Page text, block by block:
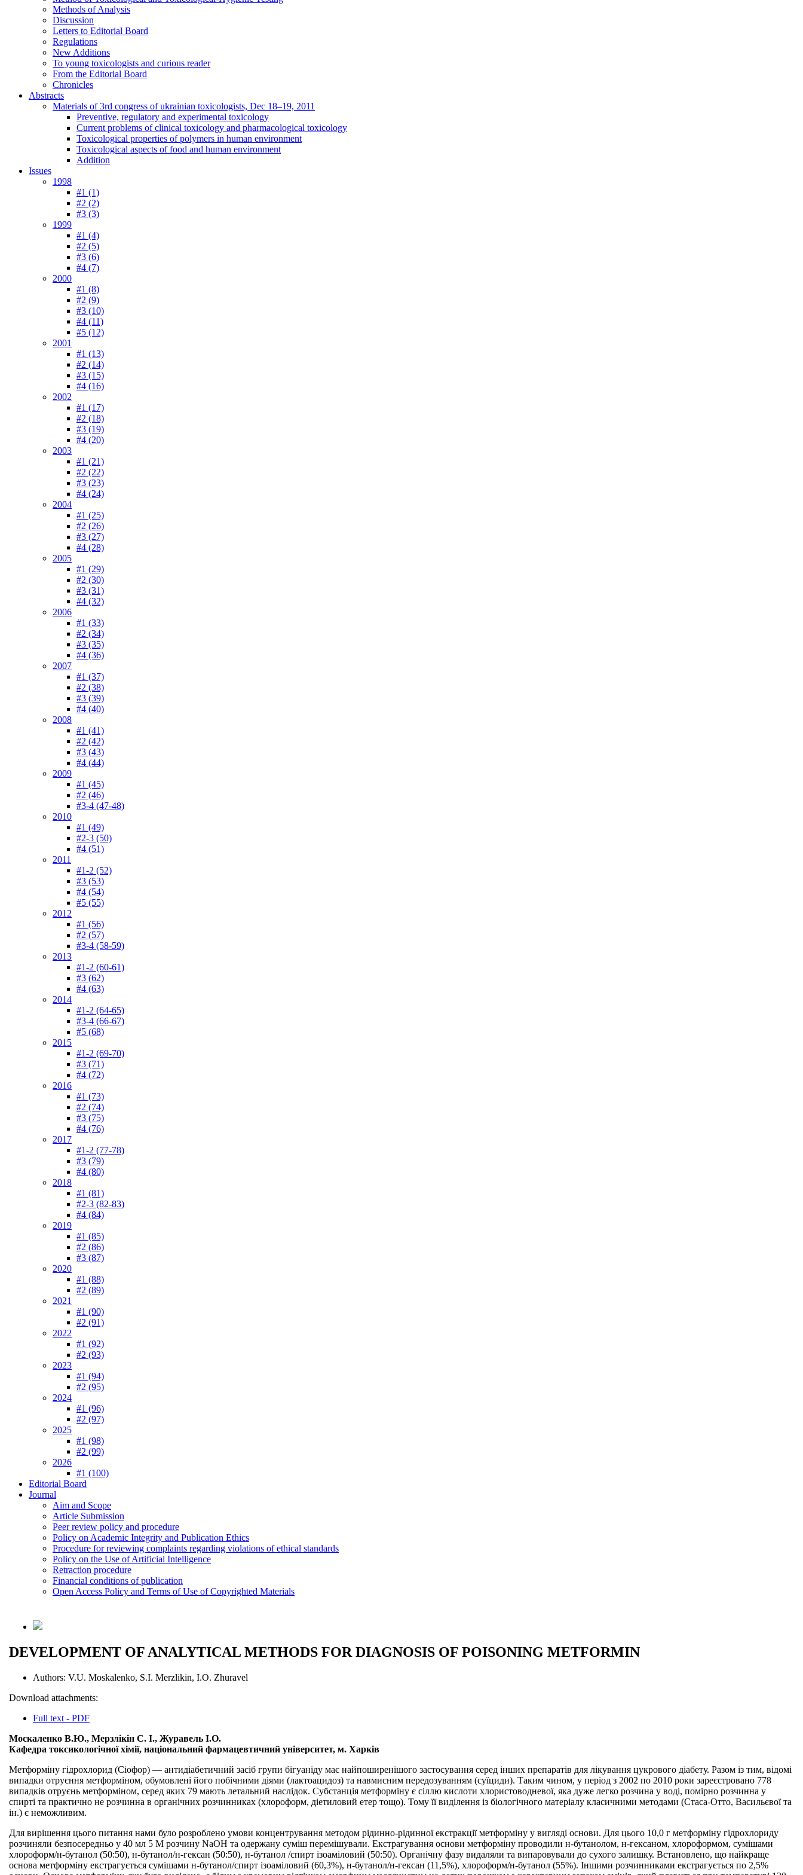
Methods of Analysis
Discussion
Letters to Editorial Board
Regulations
New Additions
To young toxicologists and curious reader
From the Editorial Board
Chronicles
Abstracts
Materials of 3rd congress of ukrainian toxicologists, Dec 18–19, 2011
Preventive, regulatory and experimental toxicology
Current problems of clinical toxicology and pharmacological toxicology
Toxicological properties of polymers in human environment
Toxicological aspects of food and human environment
Addition
Issues
1998
#1 (1)
#2 (2)
#3 (3)
1999
#1 (4)
#2 (5)
#3 (6)
#4 (7)
2000
#1 (8)
#2 (9)
#3 (10)
#4 (11)
#5 (12)
2001
#1 (13)
#2 (14)
#3 (15)
#4 (16)
2002
#1 (17)
#2 (18)
#3 (19)
#4 (20)
2003
#1 (21)
#2 (22)
#3 (23)
#4 (24)
2004
#1 (25)
#2 (26)
#3 (27)
#4 (28)
2005
#1 (29)
#2 (30)
#3 (31)
#4 (32)
2006
#1 (33)
#2 (34)
#3 (35)
#4 (36)
2007
#1 (37)
#2 (38)
#3 (39)
#4 (40)
2008
#1 (41)
#2 (42)
#3 (43)
#4 (44)
2009
#1 (45)
#2 (46)
#3-4 (47-48)
2010
#1 (49)
#2-3 (50)
#4 (51)
2011
#1-2 (52)
#3 (53)
#4 (54)
#5 (55)
2012
#1 (56)
#2 (57)
#3-4 (58-59)
2013
#1-2 (60-61)
#3 (62)
#4 (63)
2014
#1-2 (64-65)
#3-4 (66-67)
#5 (68)
2015
#1-2 (69-70)
#3 (71)
#4 (72)
2016
#1 (73)
#2 (74)
#3 (75)
#4 (76)
2017
#1-2 (77-78)
#3 (79)
#4 (80)
2018
#1 (81)
#2-3 (82-83)
#4 (84)
2019
#1 (85)
#2 (86)
#3 (87)
2020
#1 (88)
#2 (89)
2021
#1 (90)
#2 (91)
2022
#1 (92)
#2 (93)
2023
#1 (94)
#2 (95)
2024
#1 (96)
#2 (97)
2025
#1 (98)
#2 (99)
2026
#1 (100)
Editorial Board
Journal
Aim and Scope
Article Submission
Peer review policy and procedure
Policy on Academic Integrity and Publication Ethics
Procedure for reviewing complaints regarding violations of ethical standards
Policy on the Use of Artificial Intelligence
Retraction procedure
Financial conditions of publication
Open Access Policy and Terms of Use of Copyrighted Materials
DEVELOPMENT OF ANALYTICAL METHODS FOR DIAGNOSIS OF POISONING METFORMIN
Authors: V.U. Moskalenko, S.I. Merzlikin, I.O. Zhuravel
Download attachments:
Full text - PDF
Москаленко В.Ю., Мерзлікін С. І., Журавель І.О.
Кафедра токсикологічної хімії, національний фармацевтичний університет, м. Харків
Метформіну гідрохлорид (Сіофор) — антидіабетичний засіб групи бігуаніду має найпоширенішого застосування серед інших препаратів для лікування цукрового діабету. Разом із тим, відомі
випадки отруєння метформіном, обумовлені його побічними діями (лактоацидоз) та навмисним передозуванням (суїциди). Таким чином, у період з 2002 по 2010 роки зареєстровано 778
випадків отруєнь метформіном, серед яких 79 мають летальний наслідок. Субстанція метформіну є сіллю кислоти хлористоводневої, яка дуже легко розчина у воді, помірно розчинна у
спирті та практично не розчинна в органічних розчинниках (хлороформ, діетиловий етер тощо). Тому її виділення із біологічного матеріалу класичними методами (Стаса-Отто, Васильєвої та
ін.) є неможливим.
Для вирішення цього питання нами було розроблено умови концентрування методом рідинно-рідинної екстракції метформіну у вигляді основи. Для цього 10,0 г метформіну гідрохлориду
розчиняли безпосередньо у 40 мл 5 М розчину NaOH та одержану суміш перемішували. Екстрагування основи метформіну проводили н-бутанолом, н-гексаном, хлороформом, сумішами
хлороформ/н-бутанол (50:50), н-бутанол/н-гексан (50:50), н-бутанол /спирт ізоаміловий (50:50). Органічну фазу видаляли та випаровували до сухого залишку. Встановлено, що найкраще
основа метформіну екстрагується сумішами н-бутанол/спирт ізоаміловий (60,3%), н-бутанол/н-гексан (11,5%), хлороформ/н-бутанол (55%). Іншими розчинниками екстрагується по 2,5%